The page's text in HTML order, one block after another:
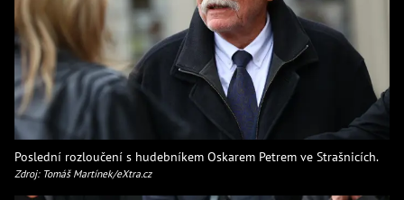
Poslední rozloučení s hudebníkem Oskarem Petrem ve Strašnicích.
Zdroj: Tomáš Martínek/eXtra.cz